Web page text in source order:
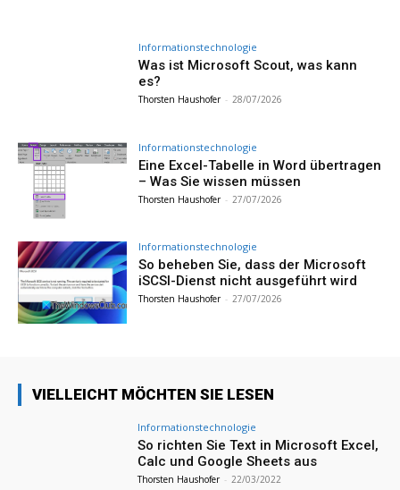
Informationstechnologie
Was ist Microsoft Scout, was kann
es?
Thorsten Haushofer - 28/07/2026
Informationstechnologie
Eine Excel-Tabelle in Word übertragen
– Was Sie wissen müssen
Thorsten Haushofer - 27/07/2026
Informationstechnologie
So beheben Sie, dass der Microsoft
iSCSI-Dienst nicht ausgeführt wird
Thorsten Haushofer - 27/07/2026
VIELLEICHT MÖCHTEN SIE LESEN
Informationstechnologie
So richten Sie Text in Microsoft Excel,
Calc und Google Sheets aus
Thorsten Haushofer - 22/03/2022